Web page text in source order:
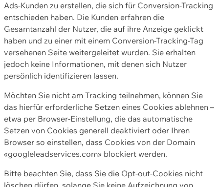
Ads-Kunden zu erstellen, die sich für Conversion-Tracking
entschieden haben. Die Kunden erfahren die
Gesamtanzahl der Nutzer, die auf ihre Anzeige geklickt
haben und zu einer mit einem Conversion-Tracking-Tag
versehenen Seite weitergeleitet wurden. Sie erhalten
jedoch keine Informationen, mit denen sich Nutzer
persönlich identifizieren lassen.
Möchten Sie nicht am Tracking teilnehmen, können Sie
das hierfür erforderliche Setzen eines Cookies ablehnen –
etwa per Browser-Einstellung, die das automatische
Setzen von Cookies generell deaktiviert oder Ihren
Browser so einstellen, dass Cookies von der Domain
«googleleadservices.com» blockiert werden.
Bitte beachten Sie, dass Sie die Opt-out-Cookies nicht